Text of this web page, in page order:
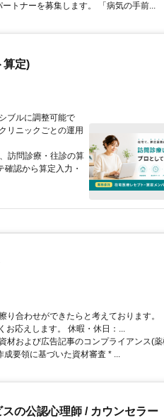
トナーを募集します。 「病気の手前...
算定)
ブルに調整可能で
リニックごとの運用
訪問診療・往診の算
認から算定入力・
合わせができたらと考えております。
お応えします。 休暇・休日：...
材および広告記事のコンプライアンス(薬
要領に基づいた資材審査 * ...
の公認心理師 / カウンセラー